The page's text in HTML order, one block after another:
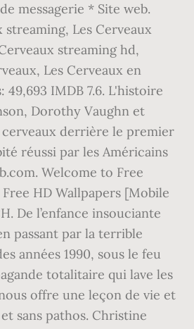
messagerie * Site web.
streaming, Les Cerveaux
streaming hd,
Les Cerveaux en
49,693 IMDB 7.6. L'histoire
Dorothy Vaughn et
cerveaux derrière le premier
réussi par les Américains
Welcome to Free
HD Wallpapers [Mobile
De l’enfance insouciante
passant par la terrible
années 1990, sous le feu
totalitaire qui lave les
offre une leçon de vie et
sans pathos. Christine